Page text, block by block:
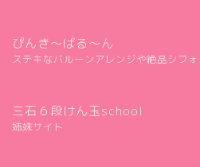
ぴんき～ばる～ん
ステキなバルーンアレンジや絶品シフォ
三石６段けん玉school
姉妹サイト